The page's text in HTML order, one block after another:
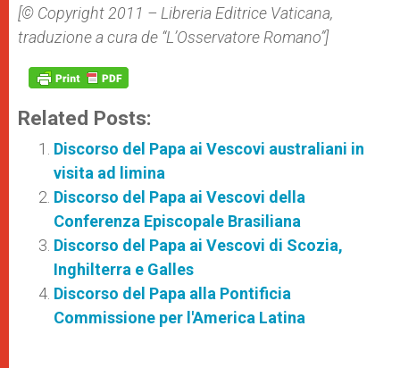
[© Copyright 2011 – Libreria Editrice Vaticana,
traduzione a cura de “L’Osservatore Romano”]
Related Posts:
Discorso del Papa ai Vescovi australiani in
visita ad limina
Discorso del Papa ai Vescovi della
Conferenza Episcopale Brasiliana
Discorso del Papa ai Vescovi di Scozia,
Inghilterra e Galles
Discorso del Papa alla Pontificia
Commissione per l'America Latina